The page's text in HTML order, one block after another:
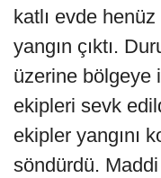
katlı evde
yangın çıktı.
üzerine bölgeye
ekipleri sevk
ekipler yangını
söndürdü.